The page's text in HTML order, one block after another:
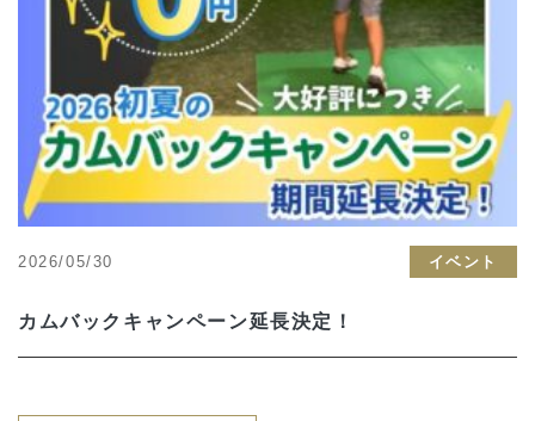
2026/05/30 イベント
カムバックキャンペーン延長決定！